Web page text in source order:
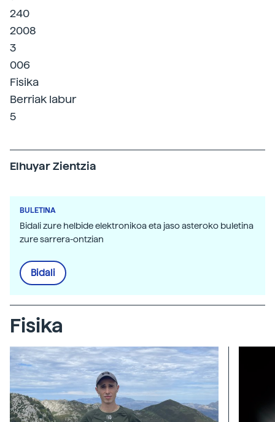
240
2008
3
006
Fisika
Berriak labur
5
Elhuyar Zientzia
BULETINA
Bidali zure helbide elektronikoa eta jaso asteroko buletina
zure sarrera-ontzian
Bidali
Fisika